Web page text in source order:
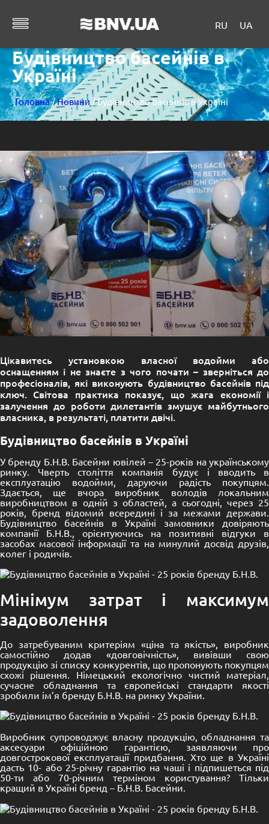
RU UA
Будівництво басейнів в
Україні
Головна/Новини / Будівництво басейнів в Україні
Цікавитесь установкою власної водойми або
оснащенням і не знаєте з чого почати – зверніться до
професіоналів, які виконують будівництво басейнів під
ключ. Світова практика показує, що жага економії і
залучення до роботи дилетантів змушує майбутнього
власника, в результаті, платити двічі.
Будівництво басейнів в Україні
У бренду Б.Н.В. Басейни ювілей – 25-років на українському
ринку. Чверть століття компанія будує і вводить в
експлуатацію водойми, даруючи радість покупцям.
Здається, ще вчора виробник володів локальним
виробництвом в одній з областей, а сьогодні, через 25
років, бренд відомий всередині і за межами держави.
Будівництво басейнів в Україні замовники довіряють
компанії Б.Н.В., орієнтуючись на позитивні відгуки в
засобах масової інформації та на минулий досвід друзів,
колег і родичів.
Мінімум затрат і максимум
задоволення
До затребуваним критеріям «ціна та якість», виробник
самостійно додав «довговічність», вивівши свою
продукцію зі списку конкурентів, що пропонують покупцям
схожі рішення. Німецький екологічно чистий матеріал,
сучасне обладнання та європейські стандарти якості
зробили ім’я бренду Б.Н.В. на ринку України.
Виробник супроводжує власну продукцію, обладнання та
аксесуари офіційною гарантією, заявляючи про
довгострокової експлуатації придбання. Хто ще в Україні
дасть 10- або 25-річну гарантію на чаші і підпишеться під
50-ти або 70-річним терміном користування? Тільки
кращий в Україні бренд – Б.Н.В. Басейни.